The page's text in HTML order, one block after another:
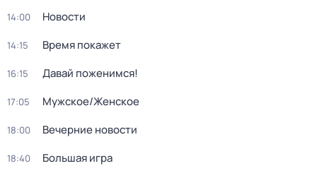
14:00 Новости
14:15 Время покажет
16:15 Давай поженимся!
17:05 Мужское/Женское
18:00 Вечерние новости
18:40 Большая игра